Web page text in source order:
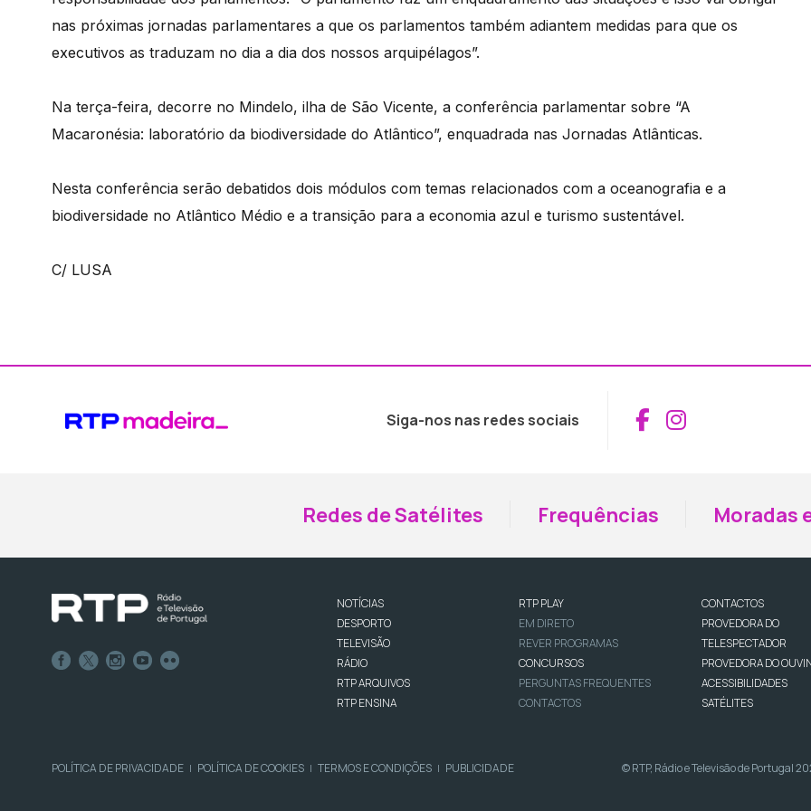
nas próximas jornadas parlamentares a que os parlamentos também adiantem medidas para que os
executivos as traduzam no dia a dia dos nossos arquipélagos”.
Na terça-feira, decorre no Mindelo, ilha de São Vicente, a conferência parlamentar sobre “A
Macaronésia: laboratório da biodiversidade do Atlântico”, enquadrada nas Jornadas Atlânticas.
Nesta conferência serão debatidos dois módulos com temas relacionados com a oceanografia e a
biodiversidade no Atlântico Médio e a transição para a economia azul e turismo sustentável.
C/ LUSA
Siga-nos nas redes sociais Aceder ao
Aceder ao
Redes de Satélites Frequências Moradas
NOTÍCIAS
DESPORTO
TELEVISÃO
RÁDIO
RTP ARQUIVOS
RTP ENSINA
RTP PLAY
EM DIRETO
REVER PROGRAMAS
CONCURSOS
PERGUNTAS FREQUENTES
CONTACTOS
CONTACTOS
PROVEDORA DO
TELESPECTADOR
PROVEDORA DO
ACESSIBILIDADES
SATÉLITES
POLÍTICA DE PRIVACIDADE | POLÍTICA DE COOKIES | TERMOS E CONDIÇÕES | PUBLICIDADE © RTP, Rádio e Televisão de Portugal